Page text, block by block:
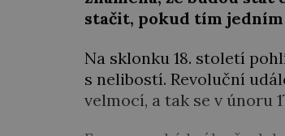
stačit, pokud tím
Na sklonku 18. století
s nelibostí. Revoluční
velmocí, a tak se v únoru